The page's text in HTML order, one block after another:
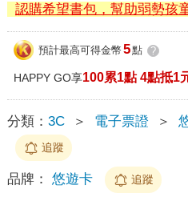
認購希望書包，幫助弱勢孩
預計最高可得金幣 5點 ?
HAPPY GO享100累1點 4點抵1
分類： 3C ＞ 電子票證 ＞
追蹤
品牌： 悠遊卡 追蹤